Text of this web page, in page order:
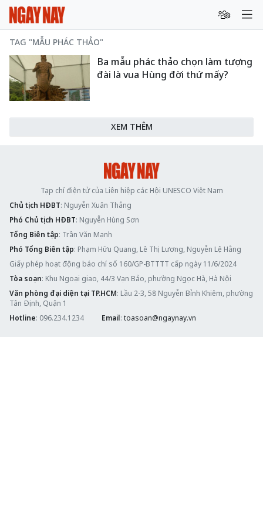
TAG "MẪU PHÁC THẢO"
Ba mẫu phác thảo chọn làm tượng
đài là vua Hùng đời thứ mấy?
XEM THÊM
Tạp chí điện tử của Liên hiệp các Hội UNESCO Việt Nam
Chủ tịch HĐBT: Nguyễn Xuân Thắng
Phó Chủ tịch HĐBT: Nguyễn Hùng Sơn
Tổng Biên tập: Trần Văn Mạnh
Phó Tổng Biên tập: Phạm Hữu Quang, Lê Thị Lương, Nguyễn Lệ Hằng
Giấy phép hoạt động báo chí số 160/GP-BTTTT cấp ngày 11/6/2024
Tòa soạn: Khu Ngoại giao, 44/3 Vạn Bảo, phường Ngọc Hà, Hà Nội
Văn phòng đại diện tại TP.HCM: Lầu 2-3, 58 Nguyễn Bỉnh Khiêm, phường
Tân Định, Quận 1
Hotline: 096.234.1234 Email: toasoan@ngaynay.vn